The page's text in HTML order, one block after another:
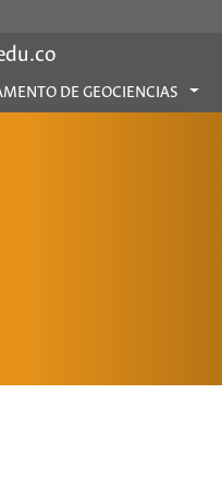
DE GEOCIENCIAS